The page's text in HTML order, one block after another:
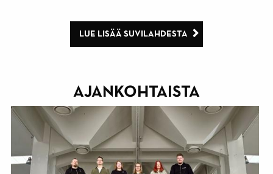
LUE LISÄÄ SUVILAHDESTA
AJANKOHTAISTA